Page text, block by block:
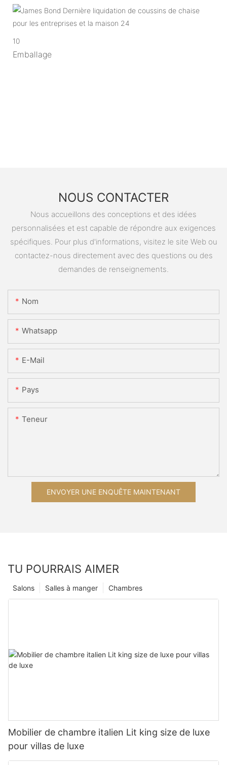
10
Emballage
NOUS CONTACTER
Nous accueillons des conceptions et des idées
personnalisées et est capable de répondre aux exigences
spécifiques. Pour plus d'informations, visitez le site Web ou
contactez-nous directement avec des questions ou des
demandes de renseignements.
Nom
Whatsapp
E-Mail
Pays
Teneur
ENVOYER UNE ENQUÊTE MAINTENANT
TU POURRAIS AIMER
Chambres
Salles à manger
Salons
Mobilier de chambre italien Lit king size de luxe
pour villas de luxe